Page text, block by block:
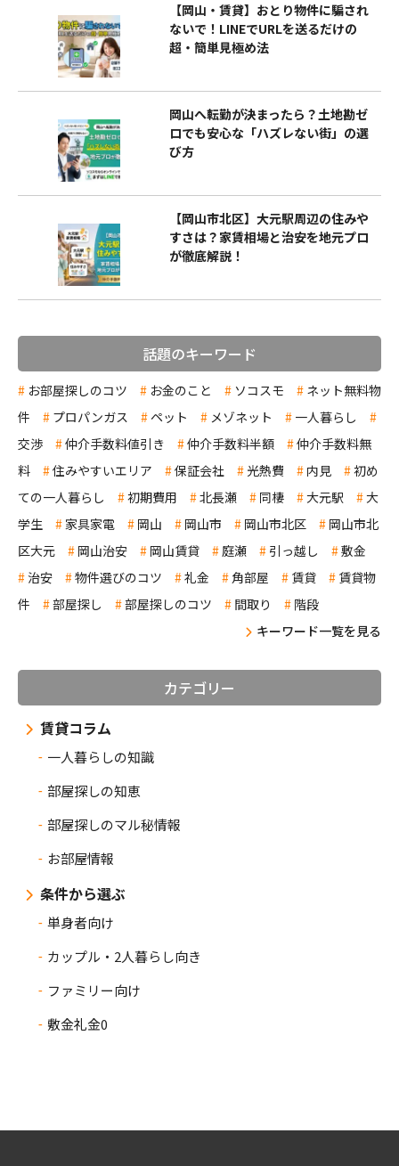
【岡山・賃貸】おとり物件に騙され
ないで！LINEでURLを送るだけの
超・簡単見極め法
岡山へ転勤が決まったら？土地勘ゼ
ロでも安心な「ハズレない街」の選
び方
【岡山市北区】大元駅周辺の住みや
すさは？家賃相場と治安を地元プロ
が徹底解説！
話題のキーワード
お部屋探しのコツ お金のこと ソコスモ
ネット無料物
件
プロパンガス ペット メゾネット
一人暮らし
交渉
仲介手数料値引き 仲介手数料半額
仲介手数料無
料
住みやすいエリア 保証会社 光熱費 内見
初め
ての一人暮らし
初期費用 北長瀬 同棲 大元駅
大
学生
家具家電 岡山 岡山市 岡山市北区
岡山市北
区大元
岡山治安 岡山賃貸 庭瀬 引っ越し
敷金
治安
物件選びのコツ 礼金 角部屋 賃貸
賃貸物
件
部屋探し 部屋探しのコツ 間取り
階段
キーワード一覧を見る
カテゴリー
賃貸コラム
一人暮らしの知識
部屋探しの知恵
部屋探しのマル秘情報
お部屋情報
条件から選ぶ
単身者向け
カップル・2人暮らし向き
ファミリー向け
敷金礼金0